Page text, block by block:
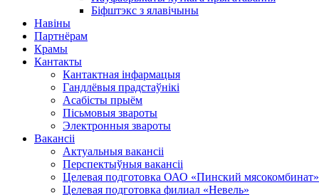
Біфштэкс з ялавічыны
Навіны
Партнёрам
Крамы
Кантакты
Кантактная інфармацыя
Гандлёвыя прадстаўнікі
Асабісты прыём
Пісьмовыя звароты
Электронныя звароты
Вакансіі
Актуальныя вакансіі
Перспектыўныя вакансіі
Целевая подготовка ОАО «Пинский мясокомбинат»
Целевая подготовка филиал «Невель»